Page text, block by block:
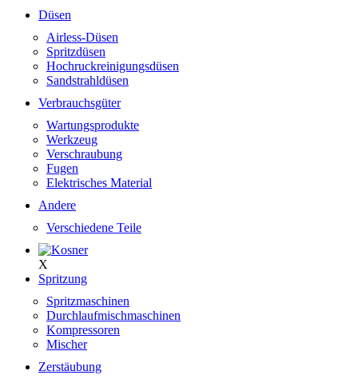
Düsen
Airless-Düsen
Spritzdüsen
Hochruckreinigungsdüsen
Sandstrahldüsen
Verbrauchsgüter
Wartungsprodukte
Werkzeug
Verschraubung
Fugen
Elektrisches Material
Andere
Verschiedene Teile
X
Spritzung
Spritzmaschinen
Durchlaufmischmaschinen
Kompressoren
Mischer
Zerstäubung